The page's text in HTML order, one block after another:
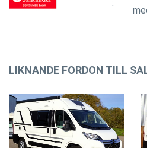
LIKNANDE FORDON TILL